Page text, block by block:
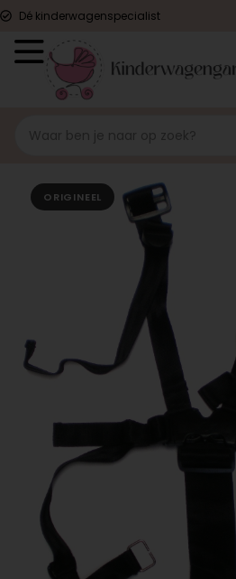
Dé kinderwagenspecialist
ORIGINEEL